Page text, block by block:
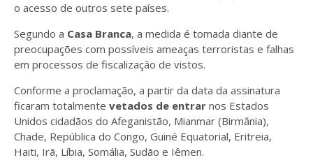
o acesso de outros sete países.
Segundo a Casa Branca, a medida é tomada diante de
preocupações com possíveis ameaças terroristas e falhas
em processos de fiscalização de vistos.
Conforme a proclamação, a partir da data da assinatura
ficaram totalmente vetados de entrar nos Estados
Unidos cidadãos do Afeganistão, Mianmar (Birmânia),
Chade, República do Congo, Guiné Equatorial, Eritreia,
Haiti, Irã, Líbia, Somália, Sudão e Iêmen.